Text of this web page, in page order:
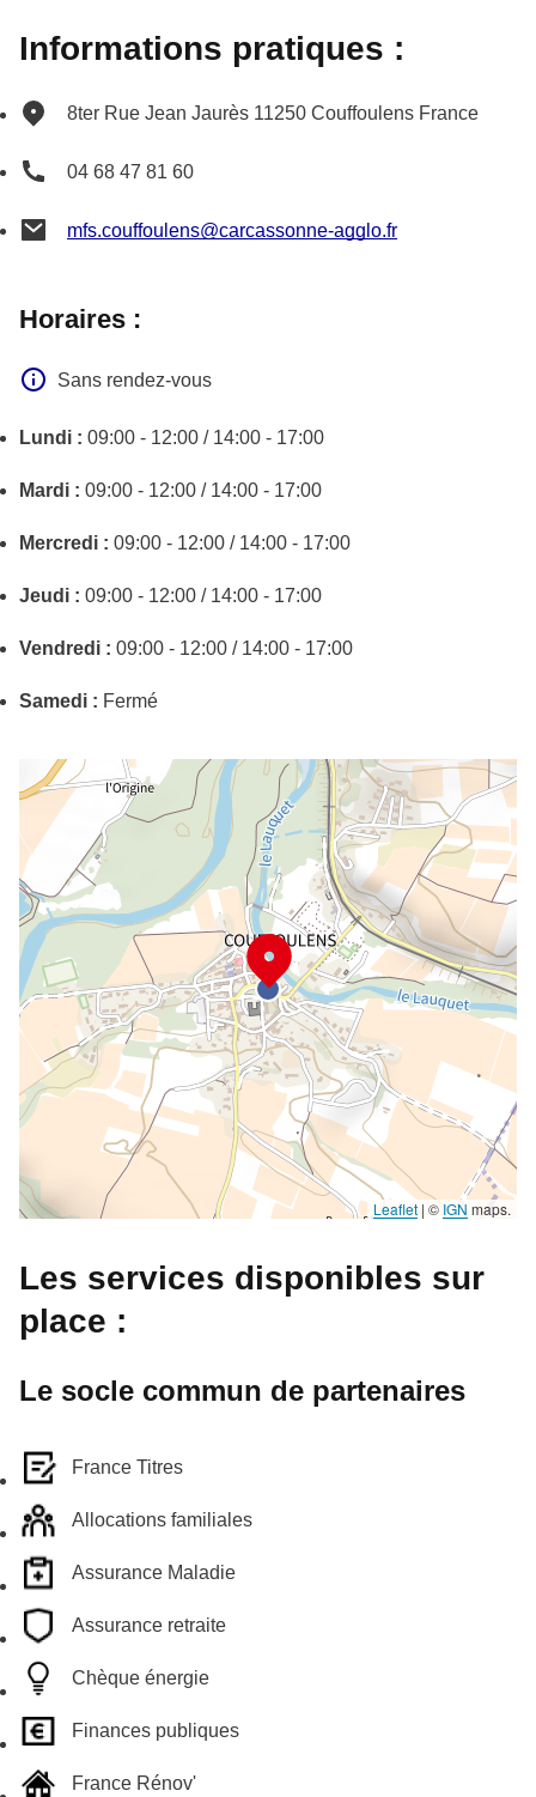
Informations pratiques :
8ter Rue Jean Jaurès 11250 Couffoulens France
04 68 47 81 60
mfs.couffoulens@carcassonne-agglo.fr
Horaires :
Sans rendez-vous
Lundi : 09:00 - 12:00 / 14:00 - 17:00
Mardi : 09:00 - 12:00 / 14:00 - 17:00
Mercredi : 09:00 - 12:00 / 14:00 - 17:00
Jeudi : 09:00 - 12:00 / 14:00 - 17:00
Vendredi : 09:00 - 12:00 / 14:00 - 17:00
Samedi : Fermé
Leaflet | © IGN maps.
Les services disponibles sur
place :
Le socle commun de partenaires
France Titres
Allocations familiales
Assurance Maladie
Assurance retraite
Chèque énergie
Finances publiques
France Rénov'